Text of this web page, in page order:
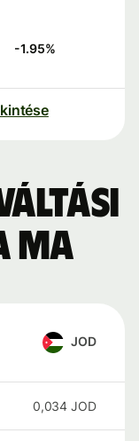
-1.95%
ma
JOD
0,034 JOD